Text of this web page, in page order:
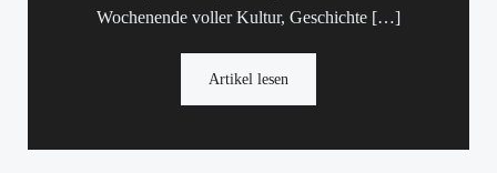
Wochenende voller Kultur, Geschichte […]
Artikel lesen